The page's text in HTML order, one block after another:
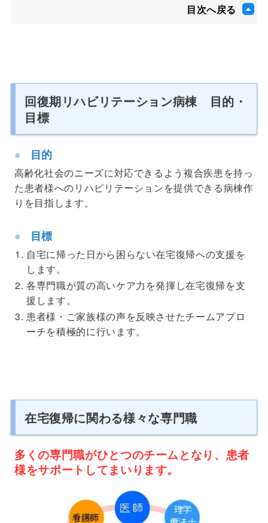
目次へ戻る
回復期リハビリテーション病棟 目的・
目標
目的
高齢化社会のニーズに対応できるよう複合疾患を持っ
た患者様へのリハビリテーションを提供できる病棟作
りを目指します。
目標
自宅に帰った日から困らない在宅復帰への支援を
します。
各専門職が質の高いケア力を発揮し在宅復帰を支
援します。
患者様・ご家族様の声を反映させたチームアプロ
ーチを積極的に行います。
在宅復帰に関わる様々な専門職
多くの専門職がひとつのチームとなり、患者
様をサポートしてまいります。